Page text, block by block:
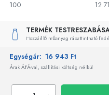
100
12
TERMÉK
Hozzáillő műanyag rápattintható
Egységár: 16 943 Ft
Árak ÁFÁ-val, szállítási költség nélkül